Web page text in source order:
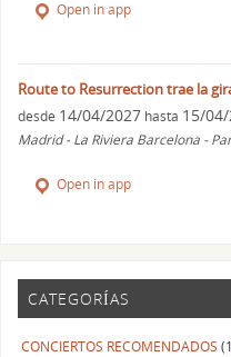
Open in app
Route to Resurrection trae la
desde 14/04/2027 hasta 15/
Madrid - La Riviera Barcelona -
Open in app
CATEGORÍAS
CONCIERTOS RECOMENDADOS